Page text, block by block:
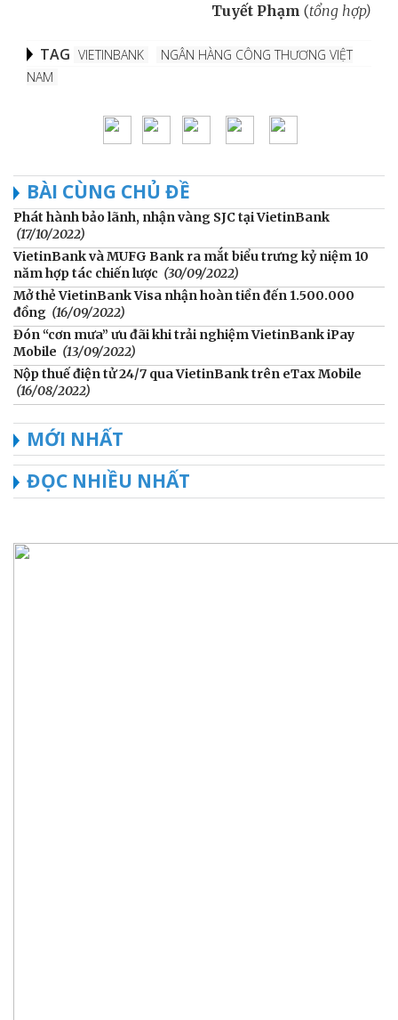
Tuyết Phạm (tổng hợp)
TAG VIETINBANK
NGÂN HÀNG CÔNG THƯƠNG VIỆT
NAM
BÀI CÙNG CHỦ ĐỀ
Phát hành bảo lãnh, nhận vàng SJC tại VietinBank
(17/10/2022)
VietinBank và MUFG Bank ra mắt biểu trưng kỷ niệm 10
năm hợp tác chiến lược (30/09/2022)
Mở thẻ VietinBank Visa nhận hoàn tiền đến 1.500.000
đồng (16/09/2022)
Đón “cơn mưa” ưu đãi khi trải nghiệm VietinBank iPay
Mobile (13/09/2022)
Nộp thuế điện tử 24/7 qua VietinBank trên eTax Mobile
(16/08/2022)
MỚI NHẤT
ĐỌC NHIỀU NHẤT